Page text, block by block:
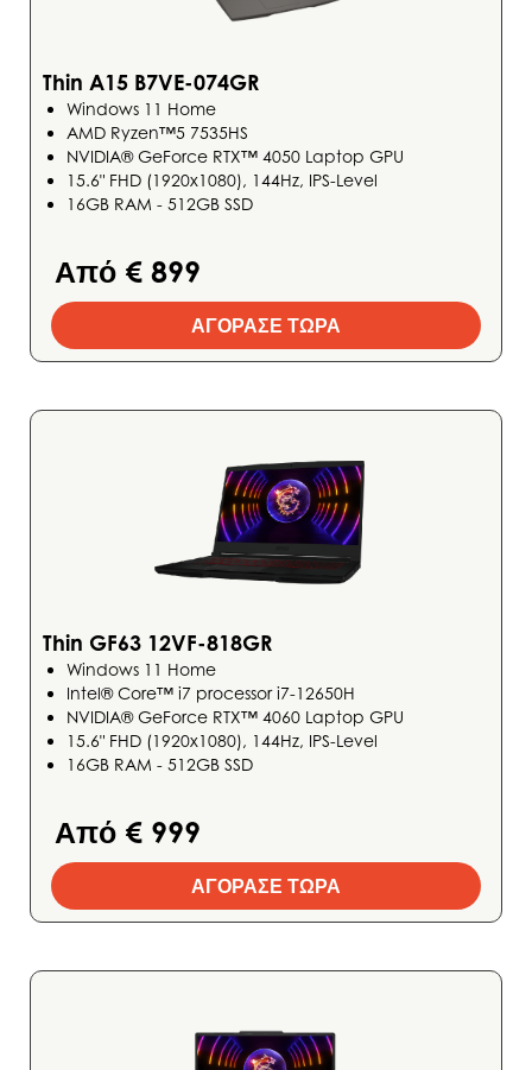
Thin A15 B7VE-074GR
Windows 11 Home
AMD Ryzen™5 7535HS
NVIDIA® GeForce RTX™ 4050 Laptop GPU
15.6" FHD (1920x1080), 144Hz, IPS-Level
16GB RAM - 512GB SSD
Από € 899
ΑΓΟΡΑΣΕ ΤΩΡΑ
Thin GF63 12VF-818GR
Windows 11 Home
Intel® Core™ i7 processor i7-12650H
NVIDIA® GeForce RTX™ 4060 Laptop GPU
15.6" FHD (1920x1080), 144Hz, IPS-Level
16GB RAM - 512GB SSD
Από € 999
ΑΓΟΡΑΣΕ ΤΩΡΑ